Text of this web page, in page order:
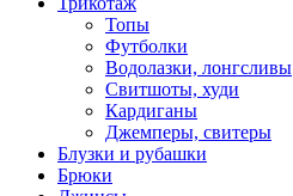
Топы
Футболки
Водолазки, лонгсливы
Свитшоты, худи
Кардиганы
Джемперы, свитеры
Блузки и рубашки
Брюки